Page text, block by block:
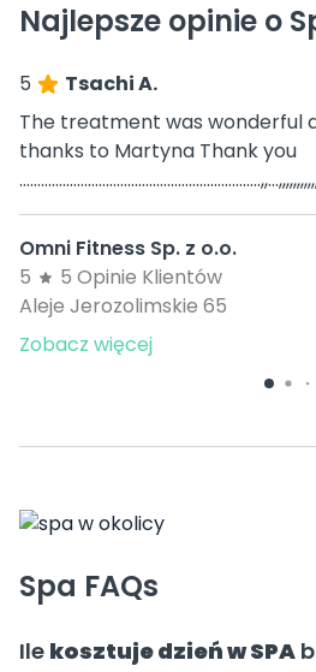
Najlepsze opinie o
5
Tsachi A.
The treatment was wonderful
thanks to Martyna Thank you
Omni Fitness Sp. z o.o.
5
5 Opinie Klientów
Aleje Jerozolimskie 65
Zobacz więcej
Spa FAQs
Ile kosztuje dzień w SPA